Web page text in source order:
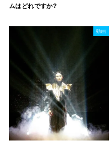
ムはどれですか?
動画